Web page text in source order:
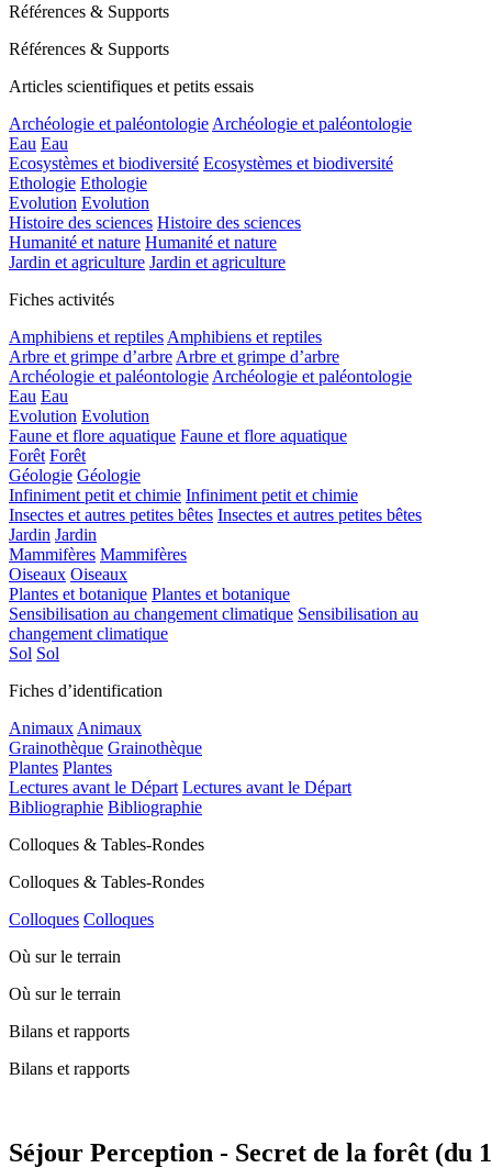
Références & Supports
Références & Supports
Articles scientifiques et petits essais
Archéologie et paléontologie Archéologie et paléontologie
Eau Eau
Ecosystèmes et biodiversité Ecosystèmes et biodiversité
Ethologie Ethologie
Evolution Evolution
Histoire des sciences Histoire des sciences
Humanité et nature Humanité et nature
Jardin et agriculture Jardin et agriculture
Fiches activités
Amphibiens et reptiles Amphibiens et reptiles
Arbre et grimpe d’arbre Arbre et grimpe d’arbre
Archéologie et paléontologie Archéologie et paléontologie
Eau Eau
Evolution Evolution
Faune et flore aquatique Faune et flore aquatique
Forêt Forêt
Géologie Géologie
Infiniment petit et chimie Infiniment petit et chimie
Insectes et autres petites bêtes Insectes et autres petites bêtes
Jardin Jardin
Mammifères Mammifères
Oiseaux Oiseaux
Plantes et botanique Plantes et botanique
Sensibilisation au changement climatique Sensibilisation au
changement climatique
Sol Sol
Fiches d’identification
Animaux Animaux
Grainothèque Grainothèque
Plantes Plantes
Lectures avant le Départ Lectures avant le Départ
Bibliographie Bibliographie
Colloques & Tables-Rondes
Colloques & Tables-Rondes
Colloques Colloques
Où sur le terrain
Où sur le terrain
Bilans et rapports
Bilans et rapports
Séjour Perception - Secret de la forêt (du